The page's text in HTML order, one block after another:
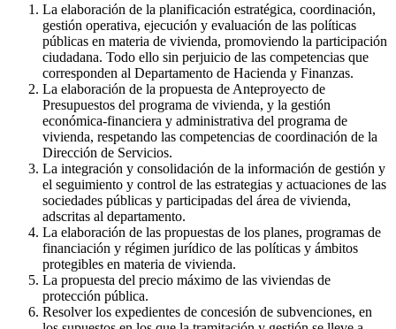
La elaboración de la planificación estratégica, coordinación,
gestión operativa, ejecución y evaluación de las políticas
públicas en materia de vivienda, promoviendo la participación
ciudadana. Todo ello sin perjuicio de las competencias que
corresponden al Departamento de Hacienda y Finanzas.
La elaboración de la propuesta de Anteproyecto de
Presupuestos del programa de vivienda, y la gestión
económica-financiera y administrativa del programa de
vivienda, respetando las competencias de coordinación de la
Dirección de Servicios.
La integración y consolidación de la información de gestión y
el seguimiento y control de las estrategias y actuaciones de las
sociedades públicas y participadas del área de vivienda,
adscritas al departamento.
La elaboración de las propuestas de los planes, programas de
financiación y régimen jurídico de las políticas y ámbitos
protegibles en materia de vivienda.
La propuesta del precio máximo de las viviendas de
protección pública.
Resolver los expedientes de concesión de subvenciones, en